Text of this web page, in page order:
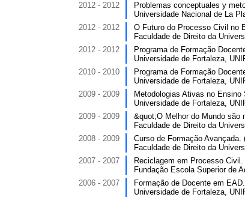
2012 - 2012
Problemas conceptuales y
Universidade Nacional de La
2012 - 2012
O Futuro do Processo Civil no
Faculdade de Direito da
2012 - 2012
Programa de Formação
Universidade de Fortaleza,
2010 - 2010
Programa de Formação
Universidade de Fortaleza,
2009 - 2009
Metodologias Ativas no Ensino
Universidade de Fortaleza,
2009 - 2009
&quot;O Melhor do Mundo são
Faculdade de Direito da
2008 - 2009
Curso de Formação Avançada.
Faculdade de Direito da
2007 - 2007
Reciclagem em Processo Civil.
Fundação Escola Superior de
2006 - 2007
Formação de Docente em
Universidade de Fortaleza,